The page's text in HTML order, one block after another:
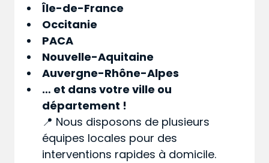
Île-de-France
Occitanie
PACA
Nouvelle-Aquitaine
Auvergne-Rhône-Alpes
… et dans votreville ou
département !
📍 Nous disposons de plusieurs
équipes locales pour des
interventions rapides à domicile.